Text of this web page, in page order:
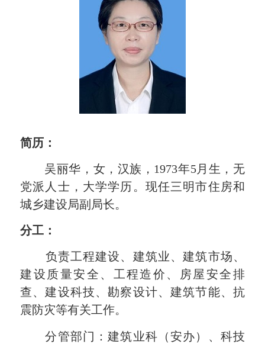
简历：
吴丽华，女，汉族， 1973年5月生，无
党派人士，大学学历。现任三明市住房和
城乡建设局副局长。
分工：
负责工程建设、建筑业、建筑市场、
建设质量安全、工程造价、房屋安全排
查、建设科技、勘察设计、建筑节能、抗
震防灾等有关工作。
分管部门：建筑业科（安办）、科技